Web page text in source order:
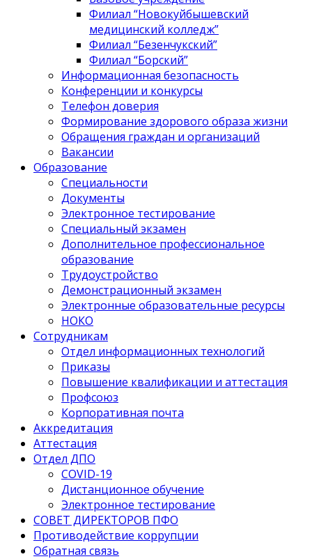
Филиал “Новокуйбышевский
медицинский колледж”
Филиал “Безенчукский”
Филиал “Борский”
Информационная безопасность
Конференции и конкурсы
Телефон доверия
Формирование здорового образа жизни
Обращения граждан и организаций
Вакансии
Образование
Специальности
Документы
Электронное тестирование
Специальный экзамен
Дополнительное профессиональное
образование
Трудоустройство
Демонстрационный экзамен
Электронные образовательные ресурсы
НОКО
Сотрудникам
Отдел информационных технологий
Приказы
Повышение квалификации и аттестация
Профсоюз
Корпоративная почта
Аккредитация
Аттестация
Отдел ДПО
COVID-19
Дистанционное обучение
Электронное тестирование
СОВЕТ ДИРЕКТОРОВ ПФО
Противодействие коррупции
Обратная связь